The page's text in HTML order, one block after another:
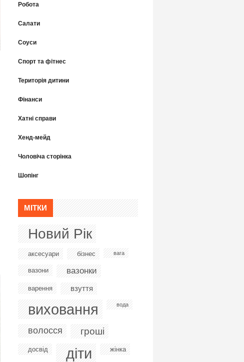
Робота
Салати
Соуси
Спорт та фітнес
Територія дитини
Фінанси
Хатні справи
Хенд-мейд
Чоловіча сторінка
Шопінг
МІТКИ
Новий Рік
аксесуари бізнес вага
вазони вазонки
варення взуття
виховання вода
волосся гроші
досвід діти жінка